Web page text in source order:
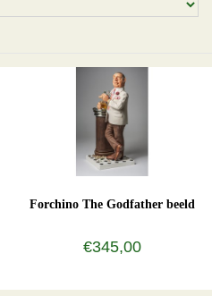
Forchino The Godfather beeld
€345,00